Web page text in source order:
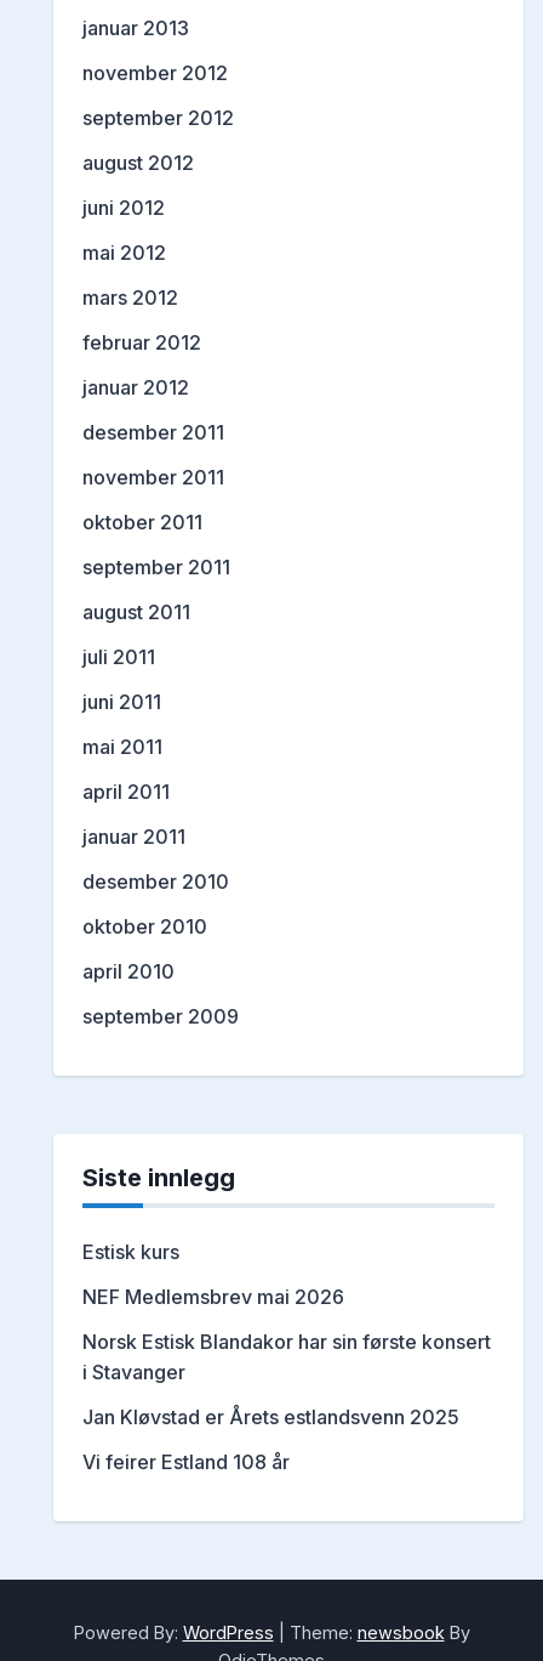
januar 2013
november 2012
september 2012
august 2012
juni 2012
mai 2012
mars 2012
februar 2012
januar 2012
desember 2011
november 2011
oktober 2011
september 2011
august 2011
juli 2011
juni 2011
mai 2011
april 2011
januar 2011
desember 2010
oktober 2010
april 2010
september 2009
Siste innlegg
Estisk kurs
NEF Medlemsbrev mai 2026
Norsk Estisk Blandakor har sin første konsert
i Stavanger
Jan Kløvstad er Årets estlandsvenn 2025
Vi feirer Estland 108 år
Powered By: WordPress Theme: newsbook By